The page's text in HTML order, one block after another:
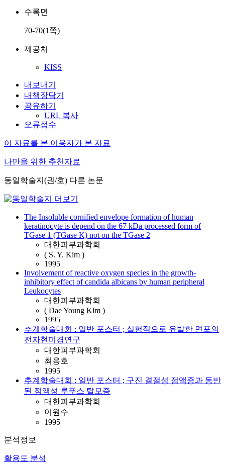
수록면
70-70(1쪽)
제공처
KISS
내보내기
내책장담기
공유하기
URL 복사
오류접수
이 자료를 본 이용자가 본 자료
나만을 위한 추천자료
동일학술지(권/호) 다른 논문
The Insoluble cornified envelope formation of human
keratinocyte is depend on the 67 kDa processed form of
TGase 1 (TGase K) not on the TGase 2
대한피부과학회
( S. Y. Kim )
1995
Involvement of reactive oxygen species in the growth-
inhibitory effect of candida albicans by human peripheral
Leukocytes
대한피부과학회
( Dae Young Kim )
1995
추계학술대회 : 일반 포스터 ; 실험적으로 유발한 면포의
전자현미경연구
대한피부과학회
최응호
1995
추계학술대회 : 일반 포스터 ; 구진 결절성 점액증과 동반
된 점액성 루푸스 탈모증
대한피부과학회
이원수
1995
분석정보
활용도 분석